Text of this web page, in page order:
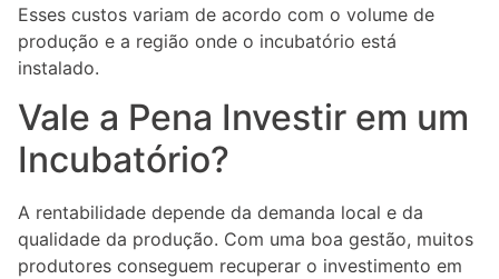
Esses custos variam de acordo com o volume de
produção e a região onde o incubatório está
instalado.
Vale a Pena Investir em um
Incubatório?
A rentabilidade depende da demanda local e da
qualidade da produção. Com uma boa gestão, muitos
produtores conseguem recuperar o investimento em